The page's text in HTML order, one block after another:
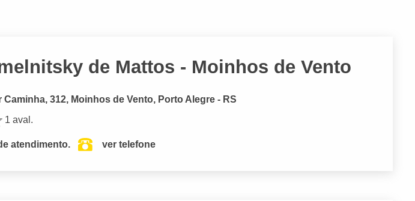
de Mattos - Moinhos de Vento
Caminha, 312, Moinhos de Vento, Porto Alegre - RS
1 aval.
atendimento. ver telefone